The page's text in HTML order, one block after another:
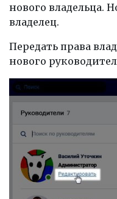
нового владельца.
владелец.
Передать права
нового